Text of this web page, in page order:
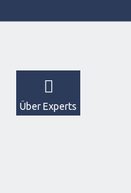
Über Experts